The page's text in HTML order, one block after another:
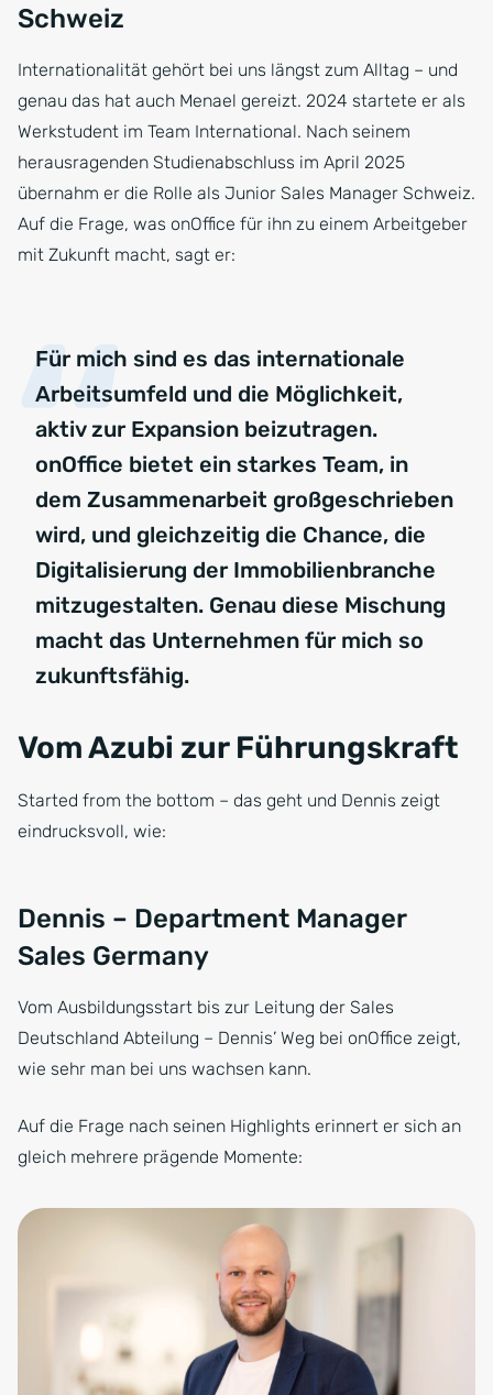
Schweiz
Internationalität gehört bei uns längst zum Alltag – und
genau das hat auch Menael gereizt. 2024 startete er als
Werkstudent im Team International. Nach seinem
herausragenden Studienabschluss im April 2025
übernahm er die Rolle als Junior Sales Manager Schweiz.
Auf die Frage, was onOffice für ihn zu einem Arbeitgeber
mit Zukunft macht, sagt er:
Für mich sind es das internationale
Arbeitsumfeld und die Möglichkeit,
aktiv zur Expansion beizutragen.
onOffice bietet ein starkes Team, in
dem Zusammenarbeit großgeschrieben
wird, und gleichzeitig die Chance, die
Digitalisierung der Immobilienbranche
mitzugestalten. Genau diese Mischung
macht das Unternehmen für mich so
zukunftsfähig.
Vom Azubi zur Führungskraft
Started from the bottom – das geht und Dennis zeigt
eindrucksvoll, wie:
Dennis – Department Manager
Sales Germany
Vom Ausbildungsstart bis zur Leitung der Sales
Deutschland Abteilung – Dennis’ Weg bei onOffice zeigt,
wie sehr man bei uns wachsen kann.
Auf die Frage nach seinen Highlights erinnert er sich an
gleich mehrere prägende Momente: